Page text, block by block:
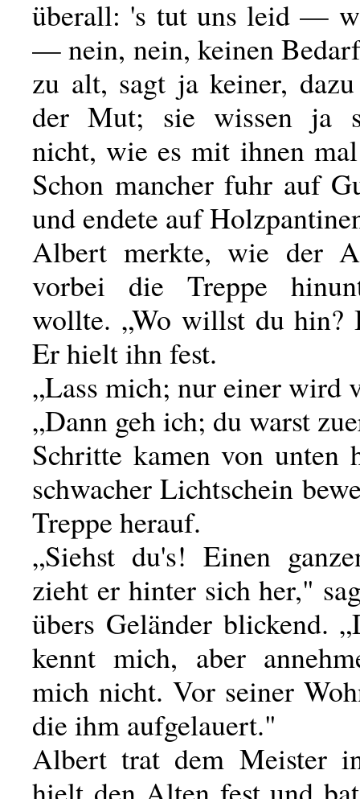
überall: 's tut uns leid —
— nein, nein, keinen
zu alt, sagt ja keiner,
der Mut; sie wissen ja
nicht, wie es mit ihnen
Schon mancher fuhr auf
und endete auf
Albert merkte, wie der
vorbei die Treppe
wollte. „Wo willst du
Er hielt ihn fest.
„Lass mich; nur einer wird
„Dann geh ich; du warst
Schritte kamen von unten
schwacher Lichtschein
Treppe herauf.
„Siehst du's! Einen
zieht er hinter sich her,"
übers Geländer blickend.
kennt mich, aber
mich nicht. Vor seiner
die ihm aufgelauert."
Albert trat dem Meister